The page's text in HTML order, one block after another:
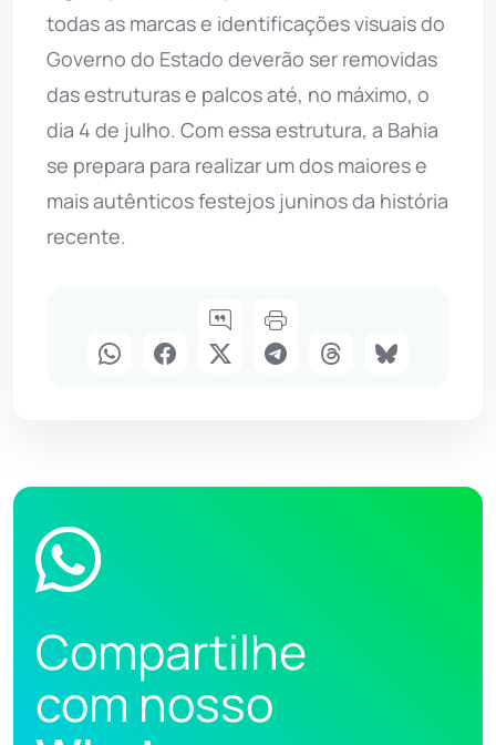
todas as marcas e identificações visuais do
Governo do Estado deverão ser removidas
das estruturas e palcos até, no máximo, o
dia 4 de julho. Com essa estrutura, a Bahia
se prepara para realizar um dos maiores e
mais autênticos festejos juninos da história
recente.
Compartilhe
com nosso